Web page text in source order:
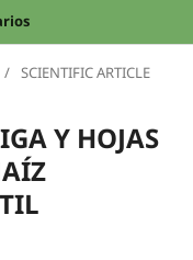
/ SCIENTIFIC ARTICLE
Y HOJAS